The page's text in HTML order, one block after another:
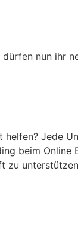
nun ihr
Jede
beim